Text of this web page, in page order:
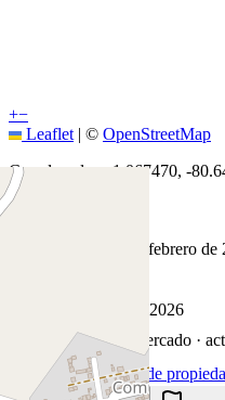
+−
Leaflet | © OpenStreetMap
Coordenadas:
-1.067470, -
Publicado 11 de febrero de
11 de febrero de 2026
días en el mercado ·
Descargar ficha de